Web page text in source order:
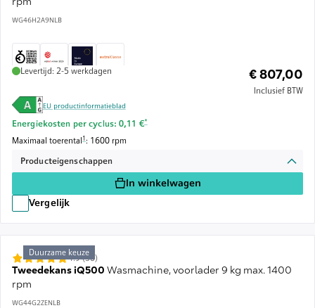
rpm
WG46H2A9NLB
Levertijd: 2-5 werkdagen € 807,00
Inclusief BTW
EU productinformatieblad
Energiekosten per cyclus: 0,11 €Voetnoot *: Schatting op basis van een energieprijs van
*
Maximaal toerental Voetnoot 1: De maximale centrifugesnelheid wordt automatisch verlaagd bij
1: 1600 rpm
Producteigenschappen
In winkelwagen
Vergelijk
Tweedekans iQ500 Wasmachine, voorlader 9 kg max. 1400
rpm
WG44G2ZENLB
4.9 (30)
Duurzame keuze